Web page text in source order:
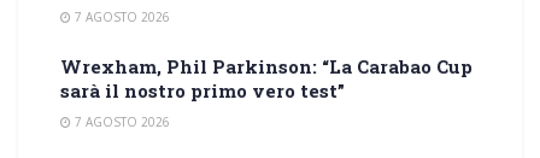
7 AGOSTO 2026
Wrexham, Phil Parkinson: “La Carabao Cup
sarà il nostro primo vero test”
7 AGOSTO 2026